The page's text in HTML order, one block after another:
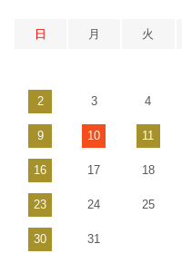
日 月 火
2 3 4
9 10 11
16 17 18
23 24 25
30 31